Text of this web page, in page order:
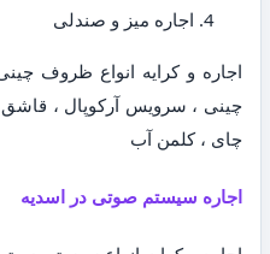
اجاره میز و صندلی
اجاره و کرایه انواع
چینی ، سرویس آرکوپال ،
چای ، کلمن آب
اجاره سیستم صوتی در اسدیه